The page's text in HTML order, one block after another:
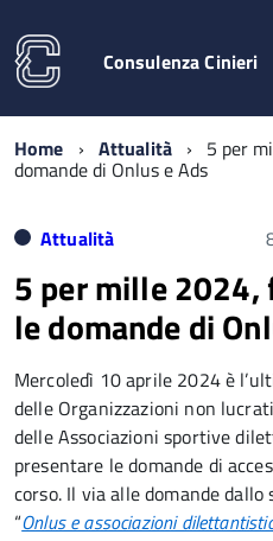
Consulenza Cinieri
Home Attualità 5 per
domande di Onlus e Ads
Attualità
5 per mille
le domande di
Mercoledì 10 aprile 2024 è
delle Organizzazioni non
delle Associazioni sportive
presentare le domande di
corso. Il via alle domande
“Onlus e associazioni